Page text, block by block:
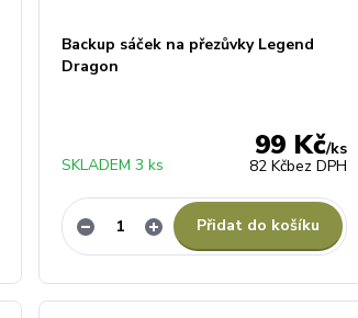
Backup sáček na přezůvky Legend
Dragon
99 Kč/ks
82 Kčbez DPH
SKLADEM 3 ks
Přidat do košíku